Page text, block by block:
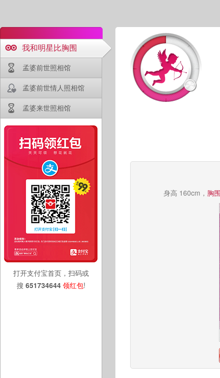
我和明星比胸围
孟婆前世照相馆
孟婆前世情人照相馆
孟婆来世照相馆
打开支付宝首页，扫码或
搜 651734644 领红包!
身高 160cm， 胸